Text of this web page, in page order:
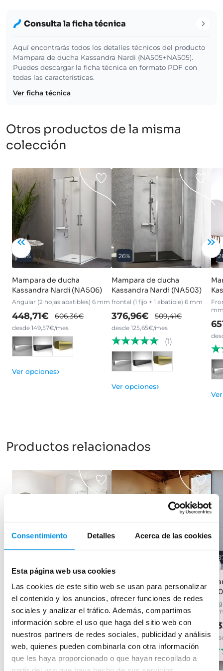
Consentimiento Detalles Acerca de las cookies
Esta página web usa cookies
Las cookies de este sitio web se usan para personalizar
el contenido y los anuncios, ofrecer funciones de redes
sociales y analizar el tráfico. Además, compartimos
información sobre el uso que haga del sitio web con
nuestros partners de redes sociales, publicidad y análisis
web, quienes pueden combinarla con otra información
que les haya proporcionado o que hayan recopilado a
Consulta la ficha técnica
Aquí encontrarás todos los detalles técnicos del producto
Mampara de ducha Kassandra Nardi (NA505+NA505).
Puedes descargar la ficha técnica en formato PDF con
todas las características.
Ver ficha técnica
Otros productos de la misma
colección
26%
Mampara de ducha
Kassandra Nardi (NA506)
Angular (2 hojas abatibles) 6 mm
448,71€ 606,36€
desde 149,57€/mes
Ver opciones›
26%
Mampara de ducha
Kassandra Nardi (NA503)
frontal (1 fijo + 1 abatible) 6 mm
376,96€ 509,41€
desde 125,65€/mes
(1)
Ver opciones›
Productos relacionados
Adhara (400A)
1 abatible + lateral fijo, 8mm en
acero inox.
359,43€ 552,97€
desde 119,81€/mes
(17)
Adhara (400B)
fijo con abatible y lateral fijo,
8mm en acero inox.
449,18€ 650,98€
desde 149,73€/mes
(11)